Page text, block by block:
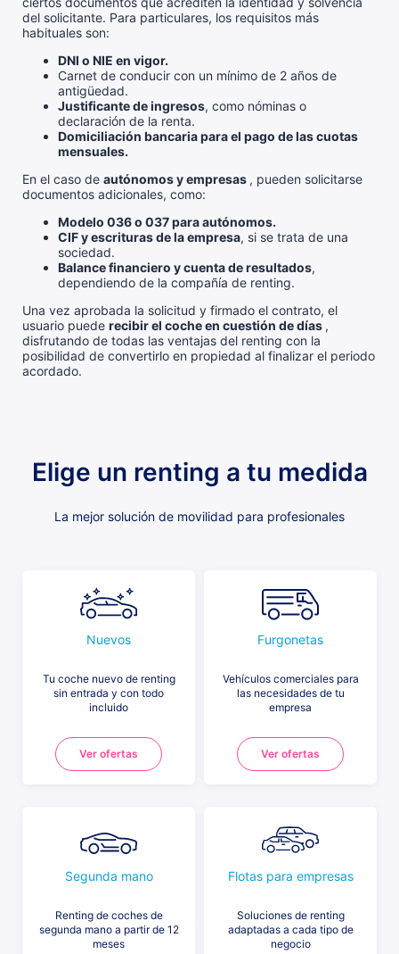
del solicitante. Para particulares, los requisitos más
habituales son:
DNI o NIE en vigor.
Carnet de conducir con un mínimo de 2 años de
antigüedad.
Justificante de ingresos, como nóminas o
declaración de la renta.
Domiciliación bancaria para el pago de las cuotas
mensuales.
En el caso de autónomos y empresas , pueden solicitarse
documentos adicionales, como:
Modelo 036 o 037 para autónomos.
CIF y escrituras de la empresa, si se trata de una
sociedad.
Balance financiero y cuenta de resultados,
dependiendo de la compañía de renting.
Una vez aprobada la solicitud y firmado el contrato, el
usuario puede recibir el coche en cuestión de días ,
disfrutando de todas las ventajas del renting con la
posibilidad de convertirlo en propiedad al finalizar el periodo
acordado.
Elige un renting a tu medida
La mejor solución de movilidad para profesionales
Nuevos
Tu coche nuevo de renting
sin entrada y con todo
incluido
Ver ofertas
Furgonetas
Vehículos comerciales para
las necesidades de tu
empresa
Ver ofertas
Segunda mano
Renting de coches de
segunda mano a partir de 12
meses
Flotas para empresas
Soluciones de renting
adaptadas a cada tipo de
negocio